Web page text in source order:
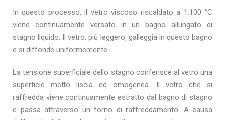
In questo processo, il vetro viscoso riscaldato a 1.100 °C
viene continuamente versato in un bagno allungato di
stagno liquido. Il vetro, più leggero, galleggia in questo bagno
e si diffonde uniformemente.
La tensione superficiale dello stagno conferisce al vetro una
superficie molto liscia ed omogenea. Il vetro che si
raffredda viene continuamente estratto dal bagno di stagno
e passa attraverso un forno di raffreddamento. A causa